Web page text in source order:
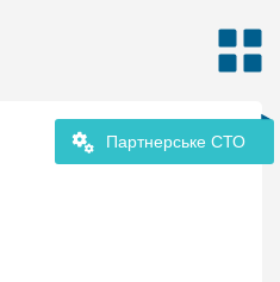
Партнерське СТО